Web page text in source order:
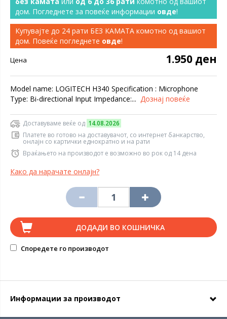
дом. Погледнете за повеќе информации овде!
Купувајте до 24 рати БЕЗ КАМАТА комотно од вашиот
дом. Повеќе погледнете овде!
Цена 1.950 ден
Model name: LOGITECH H340 Specification : Microphone
Type: Bi-directional Input Impedance:... Дознај повеќе
Доставуваме веќе од 14.08.2026
Платете во готово на доставувачот, со интернет банкарство,
онлајн со картички еднократно и на рати
Враќањето на производот е возможно во рок од 14 дена
Како да нарачате онлајн?
ДОДАДИ ВО КОШНИЧКА
Споредете го производот
Информации за производот